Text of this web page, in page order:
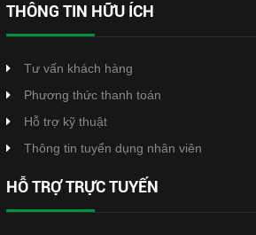
THÔNG TIN HỮU ÍCH
Tư vấn khách hàng
Phương thức thanh toán
Hỗ trợ kỹ thuật
Thông tin tuyển dụng nhân viên
HỖ TRỢ TRỰC TUYẾN